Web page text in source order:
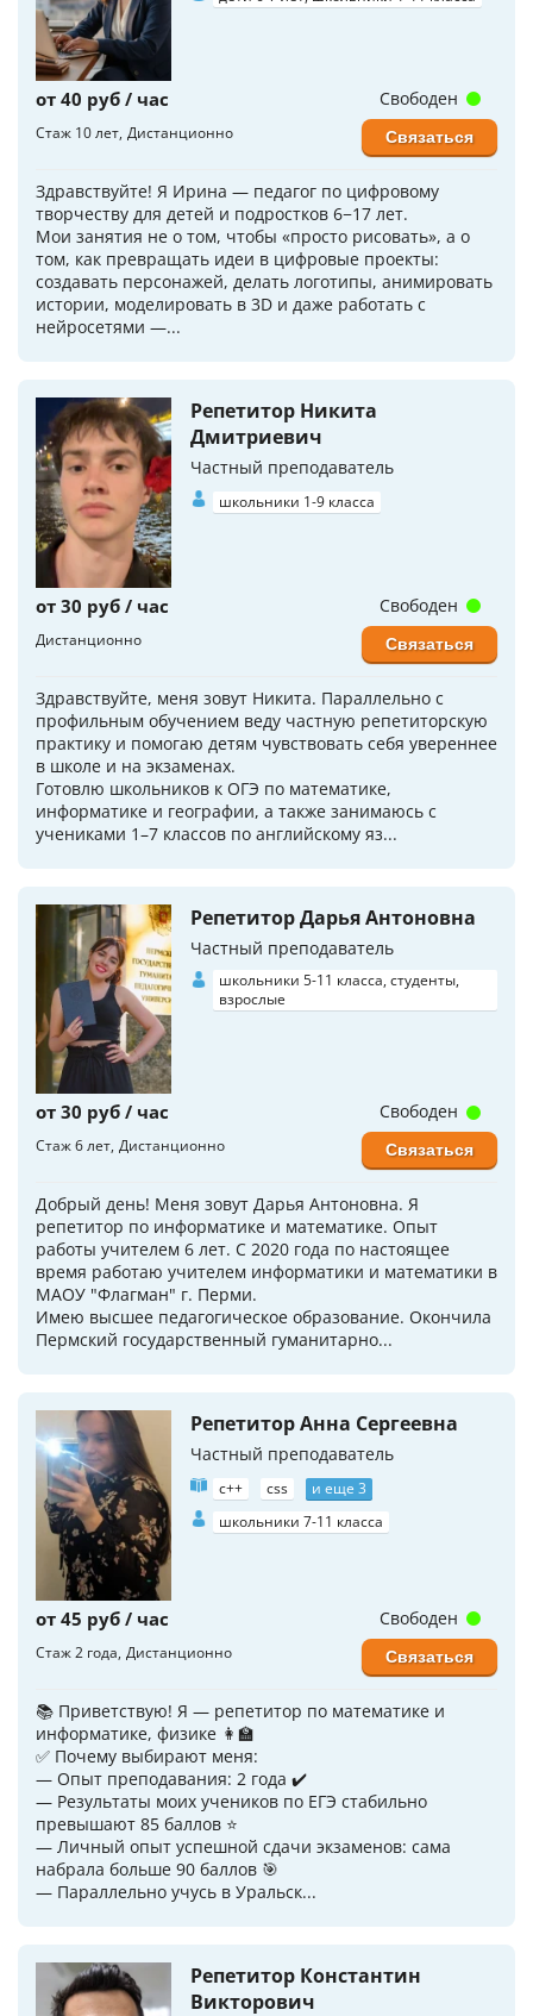
от 40 руб / час
Стаж 10 лет Дистанционно
Здравствуйте! Я Ирина — педагог по цифровому
творчеству для детей и подростков 6−17 лет.
Мои занятия не о том, чтобы «просто рисовать», а о
том, как превращать идеи в цифровые проекты:
создавать персонажей, делать логотипы, анимировать
истории, моделировать в 3D и даже работать с
нейросетями —...
Свободен
Связаться
Репетитор Никита
Дмитриевич
Частный преподаватель
школьники 1-9 класса
от 30 руб / час
Дистанционно
Здравствуйте, меня зовут Никита. Параллельно с
профильным обучением веду частную репетиторскую
практику и помогаю детям чувствовать себя увереннее
в школе и на экзаменах.
Готовлю школьников к ОГЭ по математике,
информатике и географии, а также занимаюсь с
учениками 1–7 классов по английскому яз...
Свободен
Связаться
Репетитор Дарья Антоновна
Частный преподаватель
школьники 5-11 класса, студенты,
взрослые
от 30 руб / час
Стаж 6 лет Дистанционно
Добрый день! Меня зовут Дарья Антоновна. Я
репетитор по информатике и математике. Опыт
работы учителем 6 лет. С 2020 года по настоящее
время работаю учителем информатики и математики в
МАОУ "Флагман" г. Перми.
Имею высшее педагогическое образование. Окончила
Пермский государственный гуманитарно...
Свободен
Связаться
Репетитор Анна Сергеевна
Частный преподаватель
c++ css
и еще 3
школьники 7-11 класса
от 45 руб / час
Стаж 2 года Дистанционно
📚 Приветствую! Я — репетитор по математике и
информатике, физике 👩‍🏫
✅ Почему выбирают меня:
— Опыт преподавания: 2 года ✔️
— Результаты моих учеников по ЕГЭ стабильно
превышают 85 баллов ⭐️
— Личный опыт успешной сдачи экзаменов: сама
набрала больше 90 баллов 🎯
— Параллельно учусь в Уральск...
Свободен
Связаться
Репетитор Константин
Викторович